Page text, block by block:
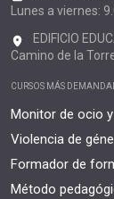
Lunes a viernes:
EDIFICIO
Camino de la
CURSOS MÁS
Monitor de ocio
Violencia de
Formador de
Método